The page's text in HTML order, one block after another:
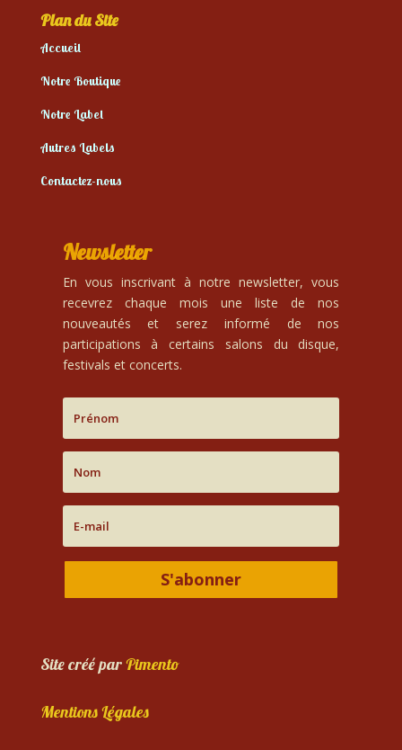
Plan du Site
Accueil
Notre Boutique
Notre Label
Autres Labels
Contactez-nous
Newsletter
En vous inscrivant à notre newsletter, vous
recevrez chaque mois une liste de nos
nouveautés et serez informé de nos
participations à certains salons du disque,
festivals et concerts.
S'abonner
Site créé parPimento
Mentions Légales